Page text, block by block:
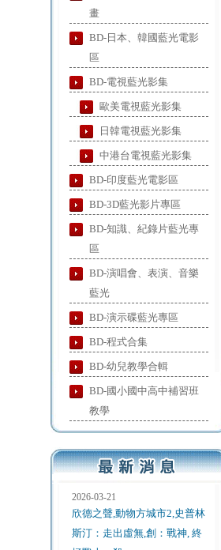
畫
BD-日本、韓國藍光電影
區
BD-電視藍光影集
歐美電視藍光影集
日韓電視藍光影集
中港台電視藍光影集
BD-印度藍光電影區
BD-3D藍光影片專區
BD-知識、紀錄片藍光專
區
BD-演唱會、表演、音樂
藍光
BD-演示碟藍光專區
BD-程式合集
BD-幼兒教學合輯
BD-國小國中高中補習班
教學
2026-03-21
欣德之聲,動物方城市2,史普林
斯汀：走出虛無,創：戰神, 終